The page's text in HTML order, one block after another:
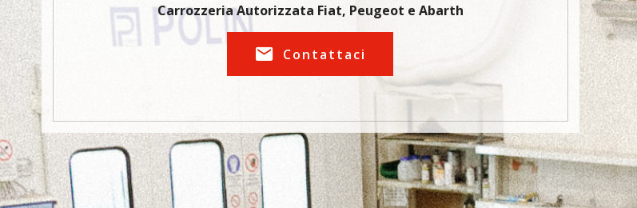
Carrozzeria Autorizzata Fiat, Peugeot e Abarth
Contattaci